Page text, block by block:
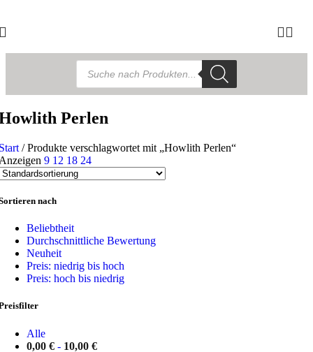
Products
search
Perlen
/ Produkte verschlagwortet mit „Howlith Perlen“
9 12 18 24
nach
Beliebtheit
Durchschnittliche Bewertung
Neuheit
Preis: niedrig bis hoch
Preis: hoch bis niedrig
Alle
0,00 € - 10,00 €